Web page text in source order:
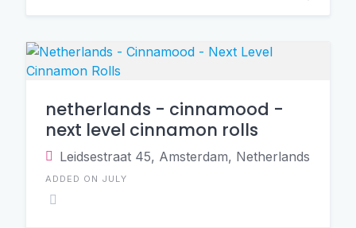
netherlands - cinnamood -
next level cinnamon rolls
Leidsestraat 45, Amsterdam, Netherlands
ADDED ON JULY